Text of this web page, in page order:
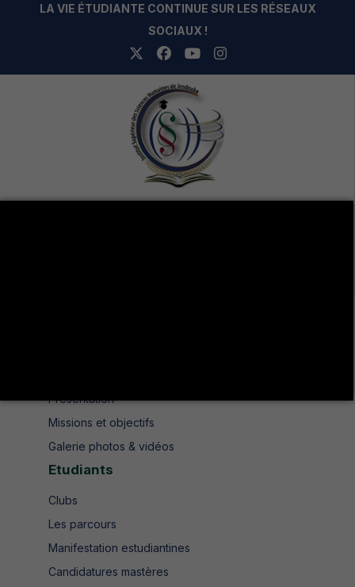
LA VIE ÉTUDIANTE CONTINUE SUR LES RÉSEAUX
SOCIAUX !
Présentation
Missions et objectifs
Galerie photos & vidéos
Etudiants
Clubs
Les parcours
Manifestation estudiantines
Candidatures mastères